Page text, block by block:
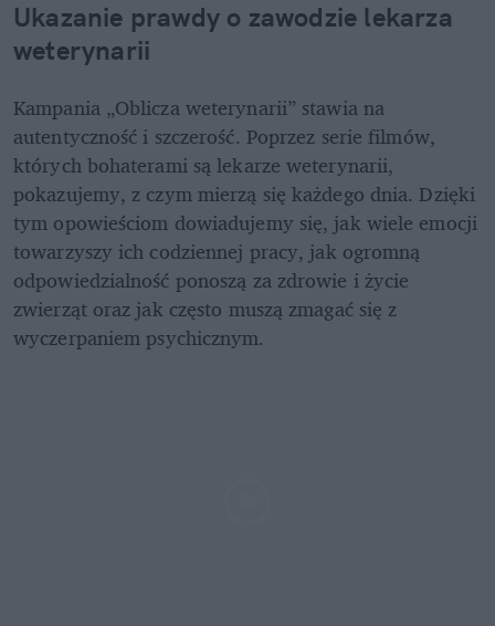
Ukazanie prawdy o zawodzie lekarza
weterynarii
Kampania „Oblicza weterynarii” stawia na
autentyczność i szczerość. Poprzez serie filmów,
których bohaterami są lekarze weterynarii,
pokazujemy, z czym mierzą się każdego dnia. Dzięki
tym opowieściom dowiadujemy się, jak wiele emocji
towarzyszy ich codziennej pracy, jak ogromną
odpowiedzialność ponoszą za zdrowie i życie
zwierząt oraz jak często muszą zmagać się z
wyczerpaniem psychicznym.